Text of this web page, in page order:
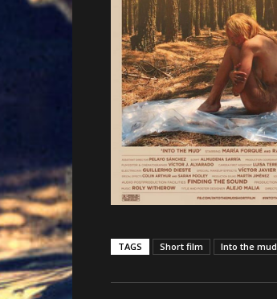
TAGS Short film Into the mud